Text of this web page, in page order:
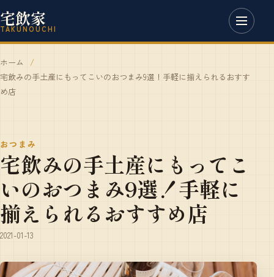
宅飲家
TAKUNOUCHI
ホーム
宅飲みの手土産にもってこいのおつまみ9選！手軽に揃えられるおすす
め店
おつまみ
宅飲みの手土産にもってこ
いのおつまみ9選！手軽に
揃えられるおすすめ店
2021-01-13